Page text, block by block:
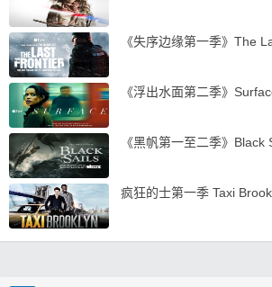
《失序边缘第一季》The
《浮出水面第二季》
《黑帆第一至二季》
疯狂的士第一季 Taxi